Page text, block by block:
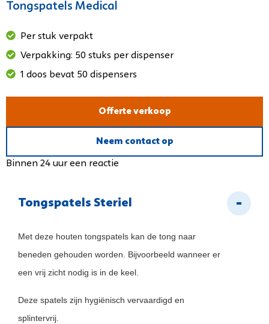
Tongspatels Medical
Per stuk verpakt
Verpakking: 50 stuks per dispenser
1 doos bevat 50 dispensers
Offerte verkoop
Neem contact op
Binnen 24 uur een reactie
Tongspatels Steriel
Met deze houten tongspatels kan de tong naar
beneden gehouden worden. Bijvoorbeeld wanneer er
een vrij zicht nodig is in de keel.
Deze spatels zijn hygiënisch vervaardigd en
splintervrij.